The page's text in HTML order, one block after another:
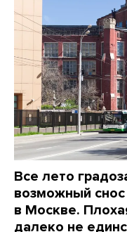
Все лето
возможный
в Москве.
далеко не